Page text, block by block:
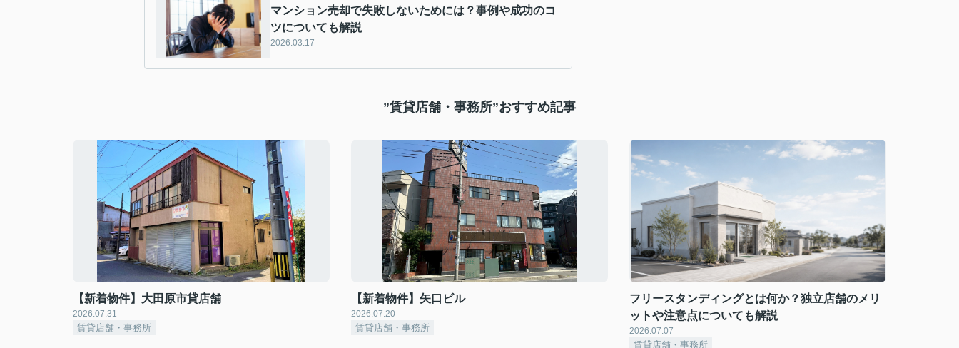
マンション売却で失敗しないためには？事例や成功のコ
ツについても解説
2026.03.17
”賃貸店舗・事務所”おすすめ記事
【新着物件】大田原市貸店舗
2026.07.31
賃貸店舗・事務所
【新着物件】矢口ビル
2026.07.20
賃貸店舗・事務所
フリースタンディングとは何か？独立店舗のメリ
ットや注意点についても解説
2026.07.07
賃貸店舗・事務所